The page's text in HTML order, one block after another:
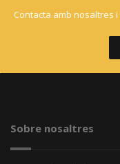
Contacta amb nosaltres
Sobre nosaltres